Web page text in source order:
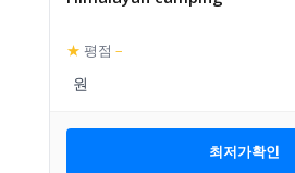
★ 평점 –
최저가확인